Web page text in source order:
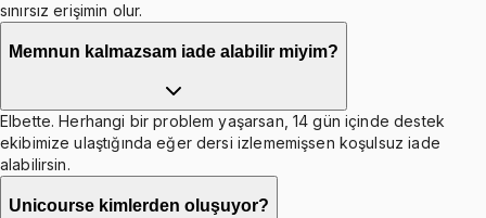
sınırsız erişimin olur.
Memnun kalmazsam iade alabilir miyim?
Elbette. Herhangi bir problem yaşarsan, 14 gün içinde destek
ekibimize ulaştığında eğer dersi izlememişsen koşulsuz iade
alabilirsin.
Unicourse kimlerden oluşuyor?